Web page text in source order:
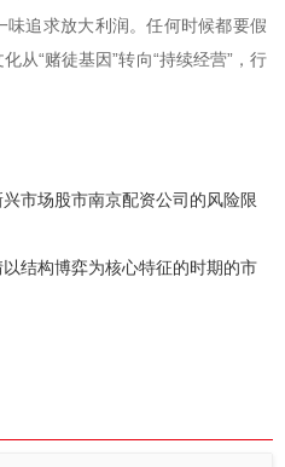
追求放大利润。任何时候都要假
从“赌徒基因”转向“持续经营”，行
市场股市南京配资公司的风险限
结构博弈为核心特征的时期的市